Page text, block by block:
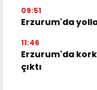
09:51
Erzurum'da
11:46
Erzurum'da
çıktı